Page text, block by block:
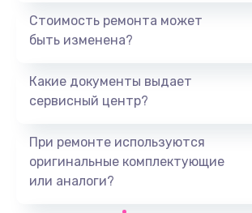
1400 руб.
Замена аудио разъема
Замена аудиокодека
Стоимость ремонта может
быть изменена?
Какие документы выдает
сервисный центр?
При ремонте используются
оригинальные комплектующие
или аналоги?